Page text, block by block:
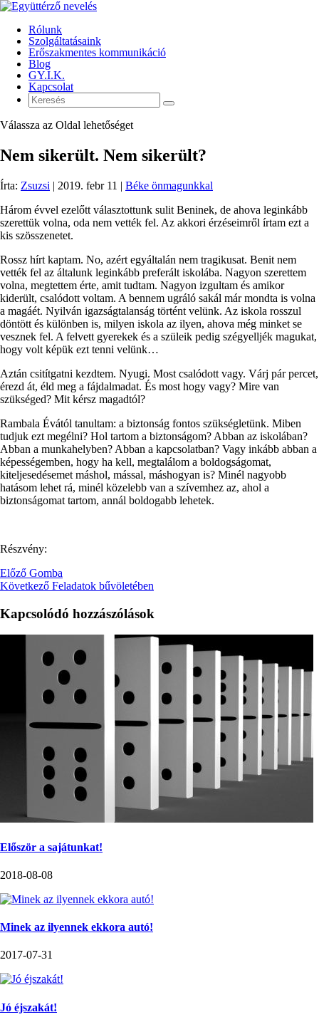
Rólunk
Szolgáltatásaink
Erőszakmentes kommunikáció
Blog
GY.I.K.
Kapcsolat
Válassza az Oldal lehetőséget
Nem sikerült. Nem sikerült?
Írta: Zsuzsi | 2019. febr 11 | Béke önmagunkkal
Három évvel ezelőtt választottunk sulit Beninek, de ahova leginkább
szerettük volna, oda nem vették fel. Az akkori érzéseimről írtam ezt a
kis szösszenetet.
Rossz hírt kaptam. No, azért egyáltalán nem tragikusat. Benit nem
vették fel az általunk leginkább preferált iskolába. Nagyon szerettem
volna, megtettem érte, amit tudtam. Nagyon izgultam és amikor
kiderült, csalódott voltam. A bennem ugráló sakál már mondta is volna
a magáét. Nyilván igazságtalanság történt velünk. Az iskola rosszul
döntött és különben is, milyen iskola az ilyen, ahova még minket se
vesznek fel. A felvett gyerekek és a szüleik pedig szégyelljék magukat,
hogy volt képük ezt tenni velünk…
Aztán csitítgatni kezdtem. Nyugi. Most csalódott vagy. Várj pár percet,
érezd át, éld meg a fájdalmadat. És most hogy vagy? Mire van
szükséged? Mit kérsz magadtól?
Rambala Évától tanultam: a biztonság fontos szükségletünk. Miben
tudjuk ezt megélni? Hol tartom a biztonságom? Abban az iskolában?
Abban a munkahelyben? Abban a kapcsolatban? Vagy inkább abban a
képességemben, hogy ha kell, megtalálom a boldogságomat,
kiteljesedésemet máshol, mással, máshogyan is? Minél nagyobb
hatásom lehet rá, minél közelebb van a szívemhez az, ahol a
biztonságomat tartom, annál boldogabb lehetek.
Részvény:
Előző Gomba
Következő Feladatok bűvöletében
Kapcsolódó hozzászólások
Először a sajátunkat!
2018-08-08
Minek az ilyennek ekkora autó!
2017-07-31
Jó éjszakát!